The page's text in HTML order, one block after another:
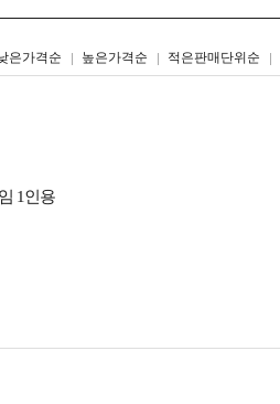
은가격순 높은가격순 적은판매단위순
1인용